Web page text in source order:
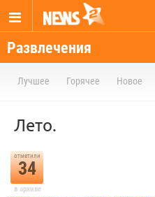
Развлечения
Лучшее Горячее Новое
Лето.
отметили
34
в архиве